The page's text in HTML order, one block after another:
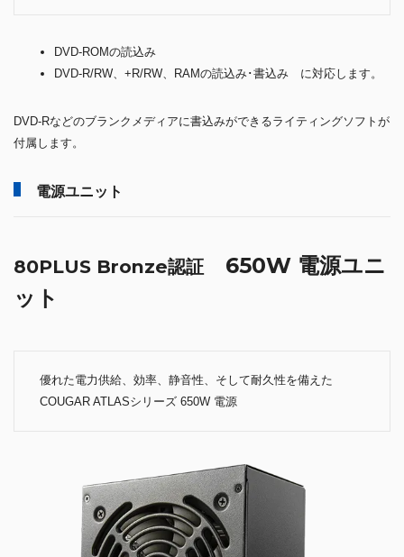
DVD-ROMの読込み
DVD-R/RW、+R/RW、RAMの読込み･書込み に対応します。
DVD-Rなどのブランクメディアに書込みができるライティングソフトが
付属します。
電源ユニット
80PLUS Bronze認証 650W 電源ユニ
ット
優れた電力供給、効率、静音性、そして耐久性を備えた
COUGAR ATLASシリーズ 650W 電源